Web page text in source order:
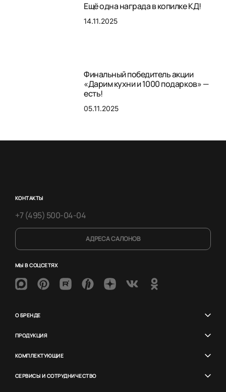
Ещё одна награда в копилке КД!
14.11.2025
Финальный победитель акции
«Дарим кухни и 1000 подарков» —
есть!
05.11.2025
КОНТАКТЫ
+7 (495) 500-04-04
АДРЕСА САЛОНОВ
МЫ В СОЦСЕТЯХ
О БРЕНДЕ
ПРОДУКЦИЯ
КОМПЛЕКТУЮЩИЕ
СЕРВИСЫ И СОТРУДНИЧЕСТВО